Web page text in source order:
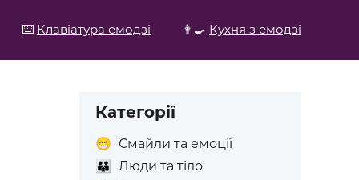
⌨️ Клавіатура емодзі 👩‍🍳 Кухня з емодзі
Категорії
😁 Смайли та емоції
👪
Люди та тіло